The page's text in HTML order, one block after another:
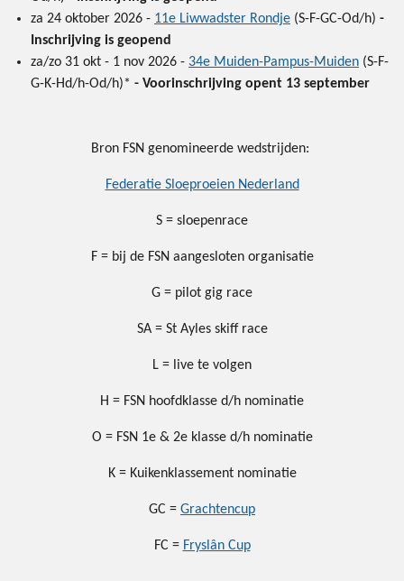
za 24 oktober 2026 - 11e Liwwadster Rondje (S-F-GC-Od/h) -
Inschrijving is geopend
za/zo 31 okt - 1 nov 2026 - 34e Muiden-Pampus-Muiden (S-F-
G-K-Hd/h-Od/h)* - Voorinschrijving opent 13 september
Bron FSN genomineerde wedstrijden:
Federatie Sloeproeien Nederland
S = sloepenrace
F = bij de FSN aangesloten organisatie
G = pilot gig race
SA = St Ayles skiff race
L = live te volgen
H = FSN hoofdklasse d/h nominatie
O = FSN 1e & 2e klasse d/h nominatie
K = Kuikenklassement nominatie
GC = Grachtencup
FC = Fryslân Cup